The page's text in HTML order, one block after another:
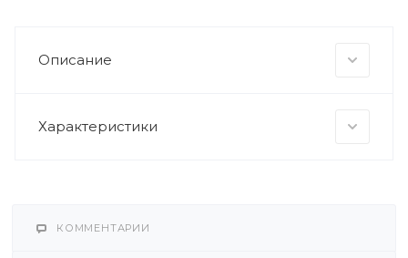
Описание
Характеристики
КОММЕНТАРИИ